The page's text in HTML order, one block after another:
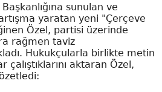
sunulan ve
yaratan yeni "Çerçeve
Özel, partisi üzerinde
rağmen taviz
Hukukçularla birlikte metin
aktaran Özel,